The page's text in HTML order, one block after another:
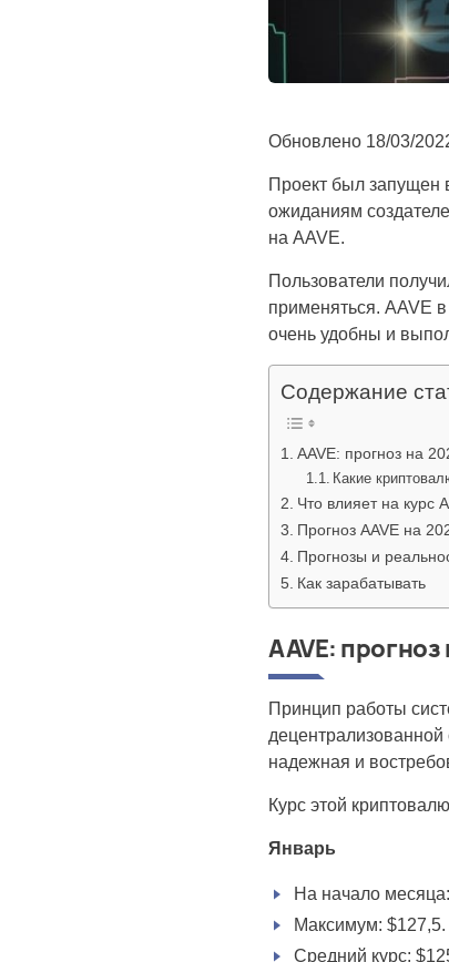
Обновлено 18/03/
Проект был запущен
ожиданиям
на AAVE.
Пользователи
применяться. AAVE
очень удобны и
Содержание
AAVE: прогноз на
Какие
Что влияет на курс
Прогноз AAVE на
Прогнозы и
Как зарабатывать
AAVE:
Принцип работы
децентрализованной
надежная и
Курс этой
Январь
На начало
Максимум: $127,5.
Средний курс: